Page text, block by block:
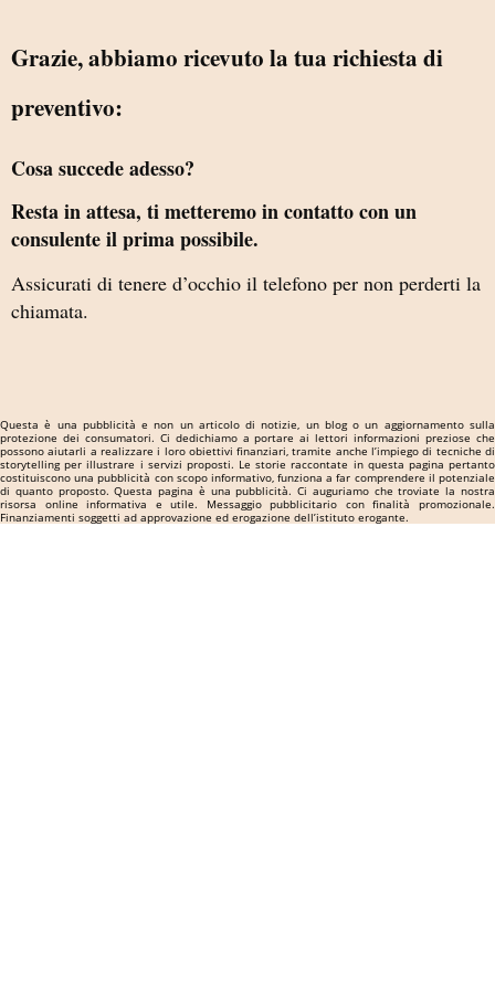
Grazie, abbiamo ricevuto la tua richiesta di
preventivo:
Cosa succede adesso?
Resta in attesa, ti metteremo in contatto con un
consulente il prima possibile.
Assicurati di tenere d’occhio il telefono per non perderti la
chiamata.
Questa è una pubblicità e non un articolo di notizie, un blog o un aggiornamento sulla
protezione dei consumatori. Ci dedichiamo a portare ai lettori informazioni preziose che
possono aiutarli a realizzare i loro obiettivi finanziari, tramite anche l’impiego di tecniche di
storytelling per illustrare i servizi proposti. Le storie raccontate in questa pagina pertanto
costituiscono una pubblicità con scopo informativo, funziona a far comprendere il potenziale
di quanto proposto. Questa pagina è una pubblicità. Ci auguriamo che troviate la nostra
risorsa online informativa e utile. Messaggio pubblicitario con finalità promozionale.
Finanziamenti soggetti ad approvazione ed erogazione dell’istituto erogante.